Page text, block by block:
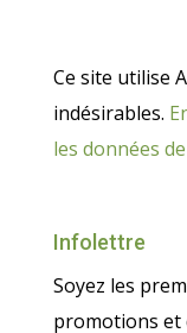
Ce site utilise
indésirables.
les données
Infolettre
Soyez les
promotions et